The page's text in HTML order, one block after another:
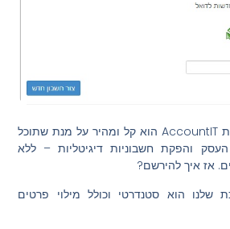
תהליך ההרשמה למערכת AccountIT הוא קל ומהיר על מנת שתוכל
והפקת חשבוניות דיגיטליות – ללא
אז איך להירשם?
הוא סטנדרטי וכולל מילוי פרטים